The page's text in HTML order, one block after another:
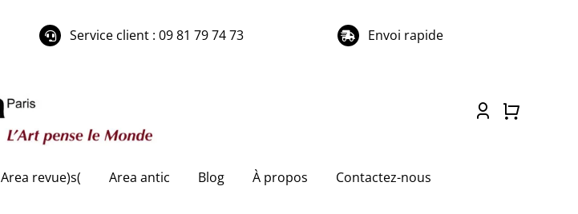
Service client : 09 81 79 74 73 Envoi rapide
Area revue)s( Area antic Blog À propos Contactez-nous